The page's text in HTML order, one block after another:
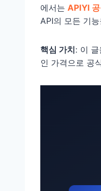
에서는 APIYI
API의 모든 기
핵심 가치 : 이
인 가격으로 공